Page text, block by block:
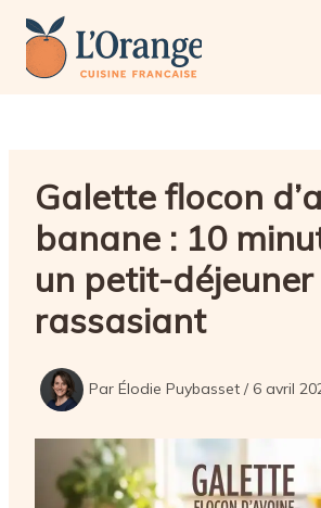
contenu
Galette flocon
banane : 10
un petit-
rassasiant
Par Élodie Puybasset / 6 avril